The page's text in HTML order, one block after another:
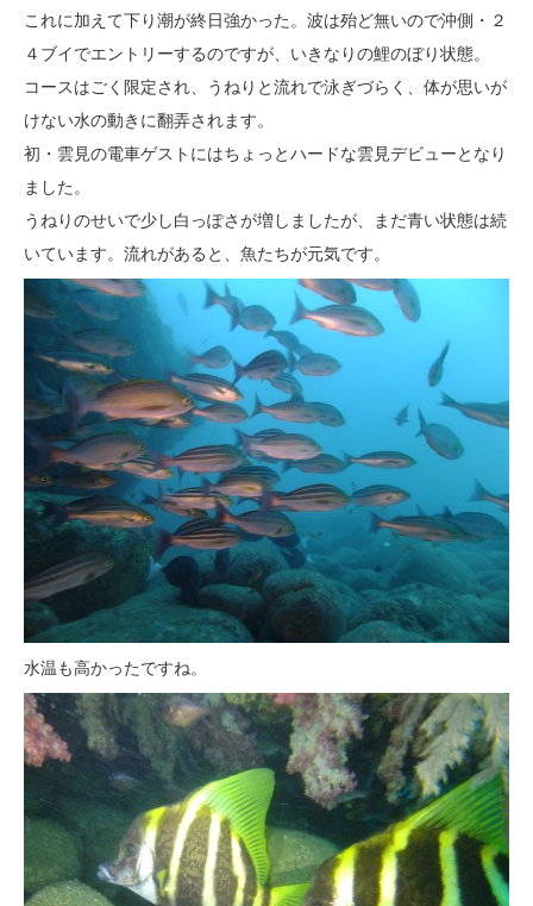
これに加えて下り潮が終日強かった。波は殆ど無いので沖側・２
４ブイでエントリーするのですが、いきなりの鯉のぼり状態。
コースはごく限定され、うねりと流れで泳ぎづらく、体が思いが
けない水の動きに翻弄されます。
初・雲見の電車ゲストにはちょっとハードな雲見デビューとなり
ました。
うねりのせいで少し白っぽさが増しましたが、まだ青い状態は続
いています。流れがあると、魚たちが元気です。
水温も高かったですね。